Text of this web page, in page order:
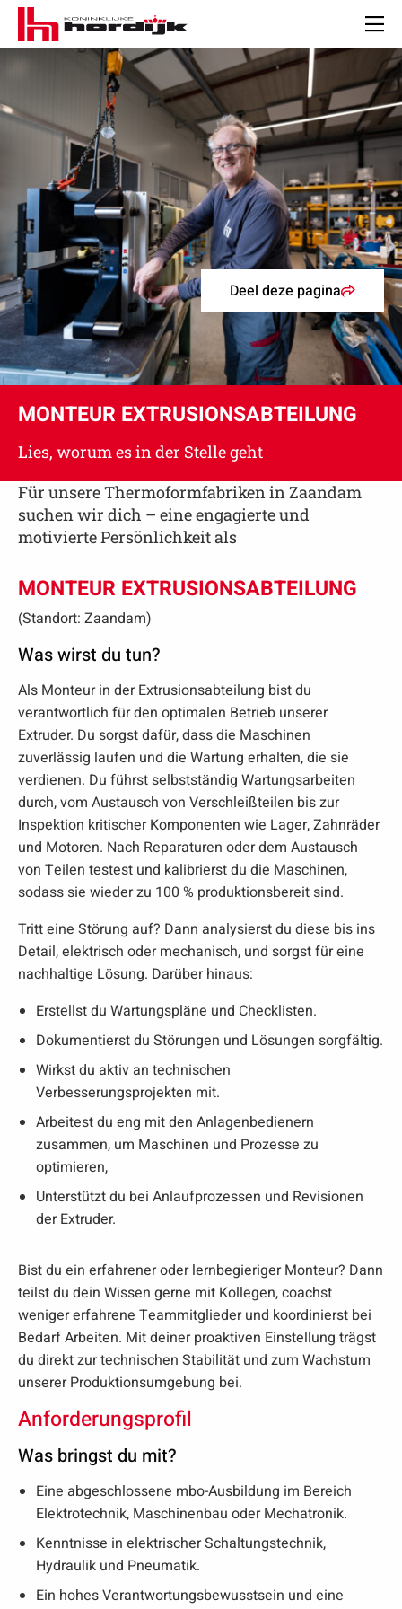
Koninklijke
Hordijk
MONTEUR EXTRUSIONSABTEILUNG
Lies, worum es in der Stelle geht
Deel deze pagina
Für unsere Thermoformfabriken in Zaandam
suchen wir dich – eine engagierte und
motivierte Persönlichkeit als
MONTEUR EXTRUSIONSABTEILUNG
(Standort: Zaandam)
Was wirst du tun?
Als Monteur in der Extrusionsabteilung bist du
verantwortlich für den optimalen Betrieb unserer
Extruder. Du sorgst dafür, dass die Maschinen
zuverlässig laufen und die Wartung erhalten, die sie
verdienen. Du führst selbstständig Wartungsarbeiten
durch, vom Austausch von Verschleißteilen bis zur
Inspektion kritischer Komponenten wie Lager, Zahnräder
und Motoren. Nach Reparaturen oder dem Austausch
von Teilen testest und kalibrierst du die Maschinen,
sodass sie wieder zu 100 % produktionsbereit sind.
Tritt eine Störung auf? Dann analysierst du diese bis ins
Detail, elektrisch oder mechanisch, und sorgst für eine
nachhaltige Lösung. Darüber hinaus:
Erstellst du Wartungspläne und Checklisten.
Dokumentierst du Störungen und Lösungen sorgfältig.
Wirkst du aktiv an technischen
Verbesserungsprojekten mit.
Arbeitest du eng mit den Anlagenbedienern
zusammen, um Maschinen und Prozesse zu
optimieren,
Unterstützt du bei Anlaufprozessen und Revisionen
der Extruder.
Bist du ein erfahrener oder lernbegieriger Monteur? Dann
teilst du dein Wissen gerne mit Kollegen, coachst
weniger erfahrene Teammitglieder und koordinierst bei
Bedarf Arbeiten. Mit deiner proaktiven Einstellung trägst
du direkt zur technischen Stabilität und zum Wachstum
unserer Produktionsumgebung bei.
Anforderungsprofil
Was bringst du mit?
Eine abgeschlossene mbo-Ausbildung im Bereich
Elektrotechnik, Maschinenbau oder Mechatronik.
Kenntnisse in elektrischer Schaltungstechnik,
Hydraulik und Pneumatik.
Ein hohes Verantwortungsbewusstsein und eine